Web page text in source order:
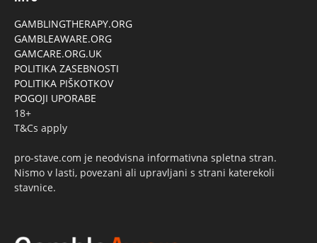
GAMBLINGTHERAPY.ORG
GAMBLEAWARE.ORG
GAMCARE.ORG.UK
POLITIKA ZASEBNOSTI
POLITIKA PIŠKOTKOV
POGOJI UPORABE
18+
T&Cs apply
pro-stave.com je neodvisna informativna spletna stran.
Nismo v lasti, povezani ali upravljani s strani katerekoli
stavnice.